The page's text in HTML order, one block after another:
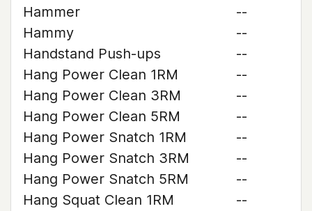
Hammer
--
Hammy
--
Handstand Push-ups
--
Hang Power Clean 1RM
--
Hang Power Clean 3RM
--
Hang Power Clean 5RM
--
Hang Power Snatch 1RM
--
Hang Power Snatch 3RM
--
Hang Power Snatch 5RM
--
Hang Squat Clean 1RM
--